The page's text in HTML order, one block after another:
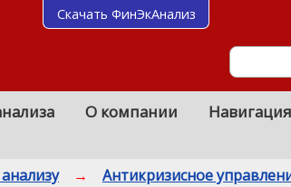
О компании Навигация
→ Антикризисное
Скачать ФинЭкАнализ